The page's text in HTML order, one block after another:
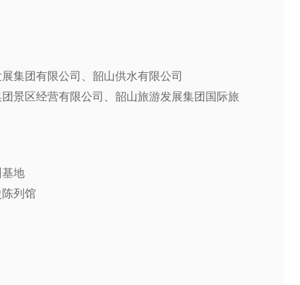
集团有限公司、韶山供水有限公司
景区经营有限公司、韶山旅游发展集团国际旅
地
列馆